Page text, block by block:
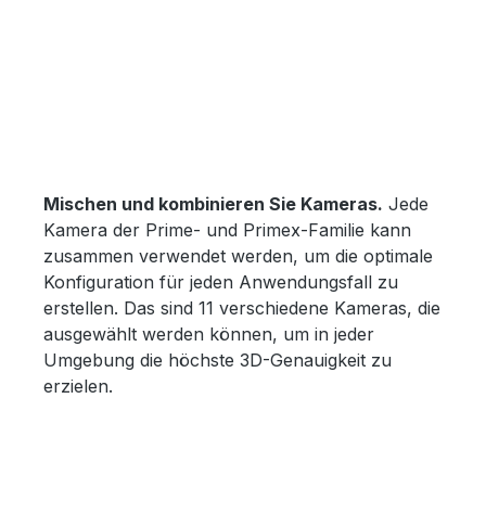
Mischen und kombinieren Sie Kameras. Jede
Kamera der Prime- und Primex-Familie kann
zusammen verwendet werden, um die optimale
Konfiguration für jeden Anwendungsfall zu
erstellen. Das sind 11 verschiedene Kameras, die
ausgewählt werden können, um in jeder
Umgebung die höchste 3D-Genauigkeit zu
erzielen.